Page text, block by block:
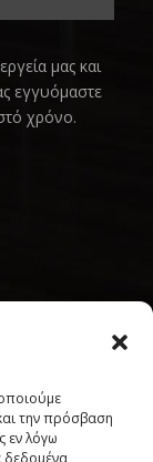
την πρόσβαση
εν λόγω
δεδομένα
μας και
εγγυόμαστε
χρόνο.